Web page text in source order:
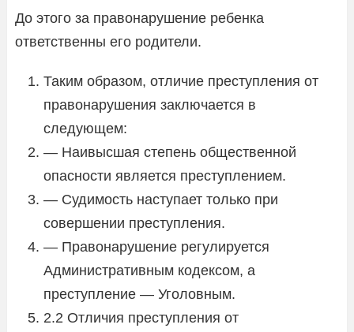
До этого за правонарушение ребенка
ответственны его родители.
Таким образом, отличие преступления от
правонарушения заключается в
следующем:
— Наивысшая степень общественной
опасности является преступлением.
— Судимость наступает только при
совершении преступления.
— Правонарушение регулируется
Административным кодексом, а
преступление — Уголовным.
2.2 Отличия преступления от